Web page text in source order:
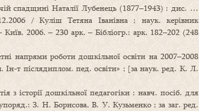
спадщині Наталії Лубенець (1877–1943) : дис. …
/ Куліш Тетяна Іванівна ; наук. керівник
2006. – 230 арк. – Бібліогр.: арк. 182–202 (248
напрями роботи дошкільної освіти на 2007–2008
Ін-т післядиплом. пед. освіти» ; [за наук. ред. К. Л.
з історії дошкільної педагогіки : навч. посіб. для
З. Н. Борисова, В. У. Кузьменко ; за заг. ред.